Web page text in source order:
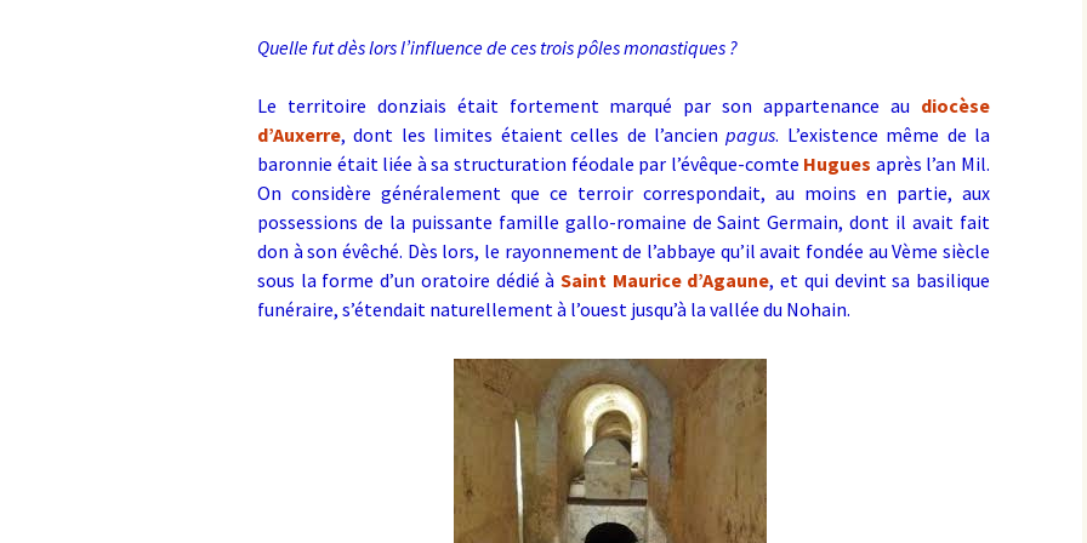
Quelle fut dès lors l’influence de ces trois pôles monastiques ?
Le territoire donziais était fortement marqué par son appartenance au diocèse
d’Auxerre, dont les limites étaient celles de l’ancienpagus. L’existence même de la
baronnie était liée à sa structuration féodale par l’évêque-comte Hugues après l’an Mil.
On considère généralement que ce terroir correspondait, au moins en partie, aux
possessions de la puissante famille gallo-romaine de Saint Germain, dont il avait fait
don à son évêché. Dès lors, le rayonnement de l’abbaye qu’il avait fondée au Vème siècle
sous la forme d’un oratoire dédié à Saint Maurice d’Agaune, et qui devint sa basilique
funéraire, s’étendait naturellement à l’ouest jusqu’à la vallée du Nohain.